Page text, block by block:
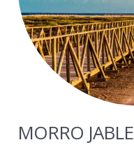
MORRO JABLE